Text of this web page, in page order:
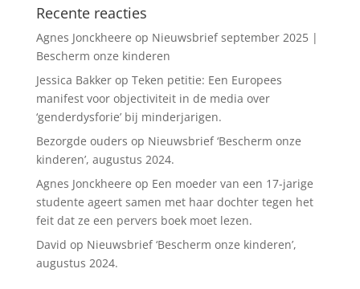
Recente reacties
Agnes Jonckheere op Nieuwsbrief september 2025 |
Bescherm onze kinderen
Jessica Bakkerop Teken petitie: Een Europees
manifest voor objectiviteit in de media over
‘genderdysforie’ bij minderjarigen.
Bezorgde ouders op Nieuwsbrief ‘Bescherm onze
kinderen’, augustus 2024.
Agnes Jonckheere op Een moeder van een 17-jarige
studente ageert samen met haar dochter tegen het
feit dat ze een pervers boek moet lezen.
David op Nieuwsbrief ‘Bescherm onze kinderen’,
augustus 2024.